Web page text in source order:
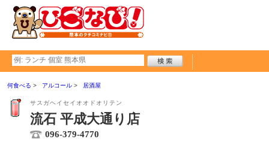
何食べる アルコール 居酒屋
サスガヘイセイオオドオリテン
流石 平成大通り店
096-379-4770